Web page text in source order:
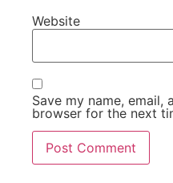
Website
Save my name, email,
browser for the next